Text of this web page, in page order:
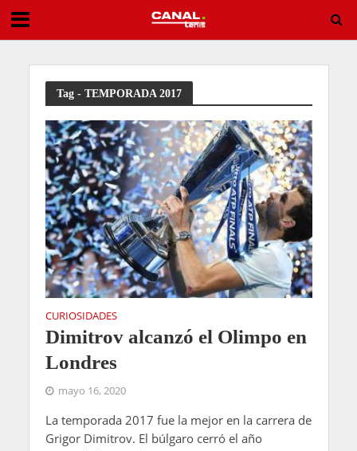
Remontada para seguir soñando: Swiatek vuelve a vencer en Toronto
Tag - TEMPORADA 2017
CURIOSIDADES
Dimitrov alcanzó el Olimpo en
Londres
mayo 16, 2020
La temporada 2017 fue la mejor en la carrera de
Grigor Dimitrov. El búlgaro cerró el año